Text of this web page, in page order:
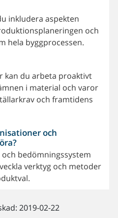
inkludera aspekten
och
hela byggprocessen.
kan du arbeta proaktivt
i material och varor
och framtidens
och
bedömningssystem
verktyg och metoder
2019-02-22